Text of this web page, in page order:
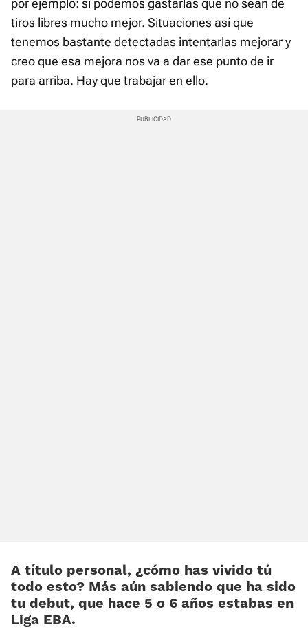
por ejemplo: si podemos gastarlas que no sean de
tiros libres mucho mejor. Situaciones así que
tenemos bastante detectadas intentarlas mejorar y
creo que esa mejora nos va a dar ese punto de ir
para arriba. Hay que trabajar en ello.
A título personal, ¿cómo has vivido tú
todo esto? Más aún sabiendo que ha sido
tu debut, que hace 5 o 6 años estabas en
Liga EBA.